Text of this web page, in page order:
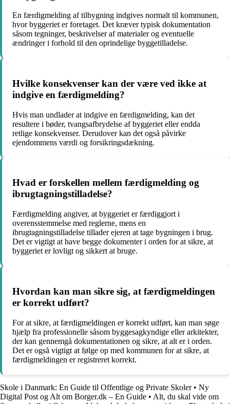
En færdigmelding af tilbygning indgives normalt til kommunen,
hvor byggeriet er foretaget. Det kræver typisk dokumentation
såsom tegninger, beskrivelser af materialer og eventuelle
ændringer i forhold til den oprindelige byggetilladelse.
Hvilke konsekvenser kan der være ved ikke at
indgive en færdigmelding?
Hvis man undlader at indgive en færdigmelding, kan det
resultere i bøder, tvangsafbrydelse af byggeriet eller endda
retlige konsekvenser. Derudover kan det også påvirke
ejendommens værdi og forsikringsdækning.
Hvad er forskellen mellem færdigmelding og
ibrugtagningstilladelse?
Færdigmelding angiver, at byggeriet er færdiggjort i
overensstemmelse med reglerne, mens en
ibrugtagningstilladelse tillader ejeren at tage bygningen i brug.
Det er vigtigt at have begge dokumenter i orden for at sikre, at
byggeriet er lovligt og sikkert at bruge.
Hvordan kan man sikre sig, at færdigmeldingen
er korrekt udført?
For at sikre, at færdigmeldingen er korrekt udført, kan man søge
hjælp fra professionelle såsom byggesagkyndige eller arkitekter,
der kan gennemgå dokumentationen og sikre, at alt er i orden.
Det er også vigtigt at følge op med kommunen for at sikre, at
færdigmeldingen er registreret korrekt.
Skole i Danmark: En Guide til Offentlige og Private Skoler• Ny
Digital Post og Alt om Borger.dk – En Guide • Alt, du skal vide om